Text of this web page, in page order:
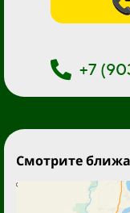
+7
Смотрите